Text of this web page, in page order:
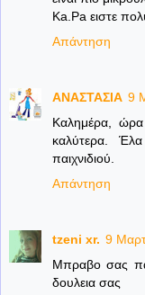
Ka.Pa ειστε
Απάντηση
ΑΝΑΣΤΑΣΙΑ 9
Καλημέρα,
καλύτερα.
παιχνιδιού.
Απάντηση
tzeni xr. 9
Μπραβο σας
δουλεια σας